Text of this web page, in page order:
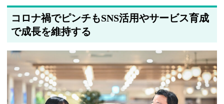
コロナ禍でピンチもSNS活用やサービス育成
で成長を維持する